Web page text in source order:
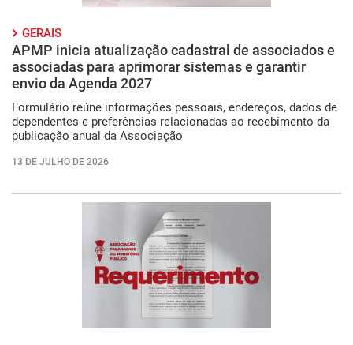
GERAIS
APMP inicia atualização cadastral de associados e
associadas para aprimorar sistemas e garantir
envio da Agenda 2027
Formulário reúne informações pessoais, endereços, dados de
dependentes e preferências relacionadas ao recebimento da
publicação anual da Associação
13 DE JULHO DE 2026